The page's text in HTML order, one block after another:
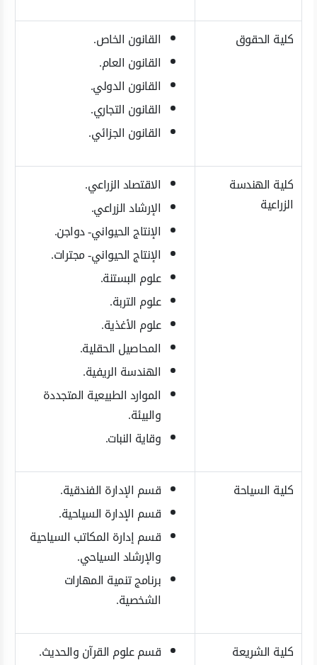
كلية الحقوق
القانون الخاص.
القانون العام.
القانون الدولي.
القانون التجاري.
القانون الجزائي.
كلية الهندسة
الزراعية
الاقتصاد الزراعي.
الإرشاد الزراعي.
الإنتاج الحيواني- دواجن.
الإنتاج الحيواني- مجترات.
علوم البستنة.
علوم التربة.
علوم الأغذية.
المحاصيل الحقلية.
الهندسة الريفية.
الموارد الطبيعية المتجددة
والبيئة.
وقاية النبات.
كلية السياحة
قسم الإدارة الفندقية.
قسم الإدارة السياحية.
قسم إدارة المكاتب السياحية
والإرشاد السياحي.
برنامج تنمية المهارات
الشخصية.
كلية الشريعة
قسم علوم القرآن والحديث.